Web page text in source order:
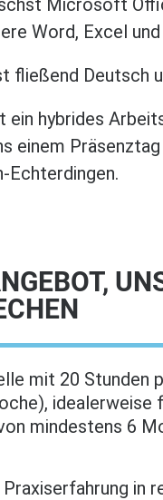
Microsoft
Word, Excel
fließend Deutsch
ein hybrides
einem
Echterdingen.
mit 20 Stunden
idealerweise
mindestens 6
in